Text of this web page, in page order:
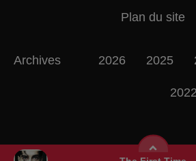
Plan du site
Archives 2026 2025
2022